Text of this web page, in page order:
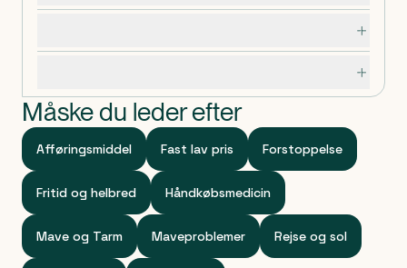
Måske du leder efter
Afføringsmiddel Fast lav pris Forstoppelse
Fritid og helbred Håndkøbsmedicin
Mave og Tarm Maveproblemer Rejse og sol